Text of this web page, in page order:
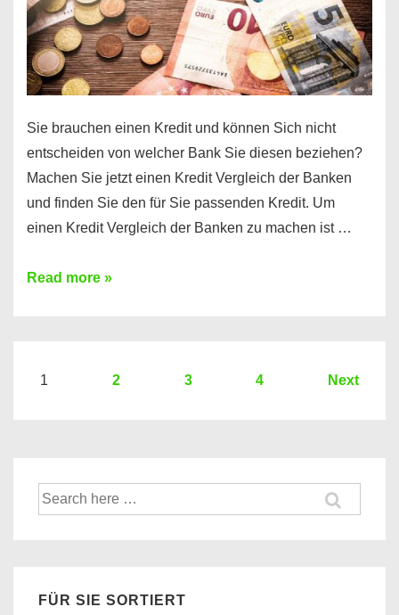
finden
Sie brauchen einen Kredit und können Sich nicht
entscheiden von welcher Bank Sie diesen beziehen?
Machen Sie jetzt einen Kredit Vergleich der Banken
und finden Sie den für Sie passenden Kredit. Um
einen Kredit Vergleich der Banken zu machen ist …
Sie
Hier
Banken
Read more »
Seitennummerierung
1 2 3 4 Next
Suche
nach:
FÜR SIE SORTIERT